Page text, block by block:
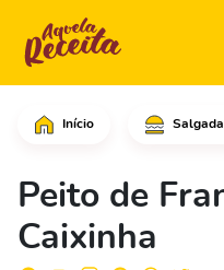
Início
Peito de
Caixinha
Comece